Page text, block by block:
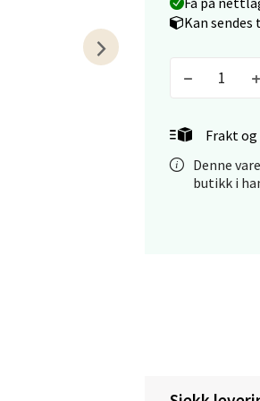
Kan
Frakt
Denne
butikk i
Velg